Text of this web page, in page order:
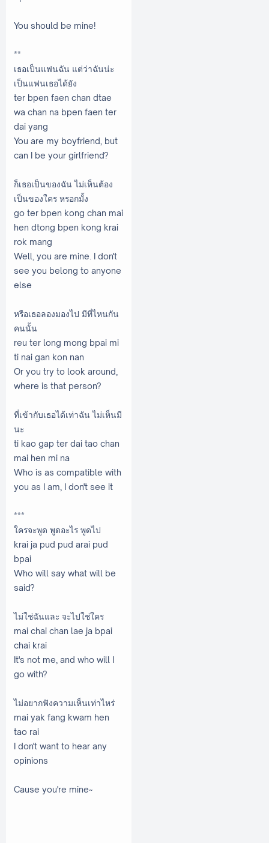
You should be mine!
**
เธอเป็นแฟนฉัน แต่ว่าฉันน่ะ
เป็นแฟนเธอได้ยัง
ter bpen faen chan dtae
wa chan na bpen faen ter
dai yang
You are my boyfriend, but
can I be your girlfriend?
ก็เธอเป็นของฉัน ไม่เห็นต้อง
เป็นของใคร หรอกมั้ง
go ter bpen kong chan mai
hen dtong bpen kong krai
rok mang
Well, you are mine. I don't
see you belong to anyone
else
หรือเธอลองมองไป มีที่ไหนกัน
คนนั้น
reu ter long mong bpai mi
ti nai gan kon nan
Or you try to look around,
where is that person?
ที่เข้ากับเธอได้เท่าฉัน ไม่เห็นมี
นะ
ti kao gap ter dai tao chan
mai hen mi na
Who is as compatible with
you as I am, I don't see it
***
ใครจะพูด พูดอะไร พูดไป
krai ja pud pud arai pud
bpai
Who will say what will be
said?
ไม่ใช่ฉันและ จะไปใช่ใคร
mai chai chan lae ja bpai
chai krai
It's not me, and who will I
go with?
ไม่อยากฟังความเห็นเท่าไหร่
mai yak fang kwam hen
tao rai
I don't want to hear any
opinions
Cause you're mine~